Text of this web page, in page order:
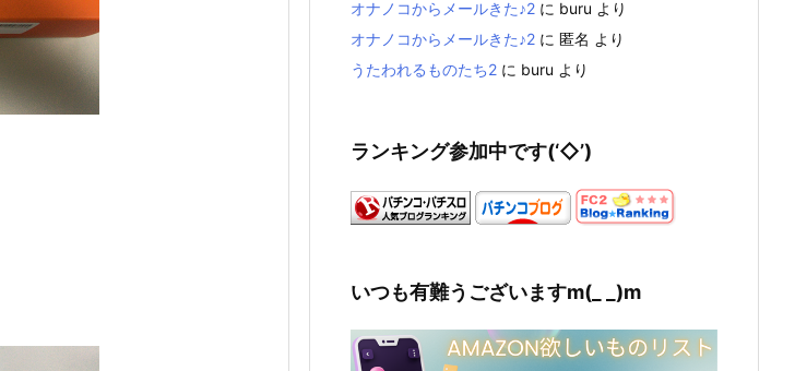
オナノコからメールきた♪2 に buru より
オナノコからメールきた♪2 に 匿名 より
うたわれるものたち2 に buru より
ランキング参加中です(‘◇’)ゞ
いつも有難うございますm(_ _)m